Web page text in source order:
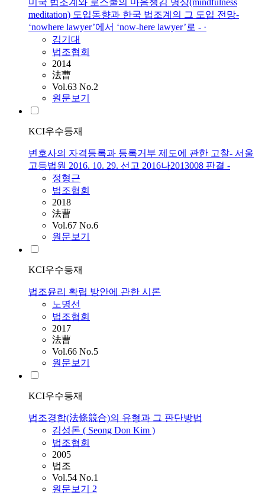
미국 법조계와 로스쿨의 마음챙김 명상(mindfulness
meditation) 도입동향과 한국 법조계의 그 도입 전망-
‘nowhere lawyer’에서 ‘now-here lawyer’로 - ·
김기대
법조협회
2014
法曹
Vol.63 No.2
원문보기
KCI우수등재
변호사의 자격등록과 등록거부 제도에 관한 고찰- 서울
고등법원 2016. 10. 29. 선고 2016나2013008 판결 -
정형근
법조협회
2018
法曹
Vol.67 No.6
원문보기
KCI우수등재
법조윤리 확립 방안에 관한 시론
노명선
법조협회
2017
法曹
Vol.66 No.5
원문보기
KCI우수등재
법조경합(法條競合)의 유형과 그 판단방법
김성돈 ( Seong Don Kim )
법조협회
2005
법조
Vol.54 No.1
원문보기 2